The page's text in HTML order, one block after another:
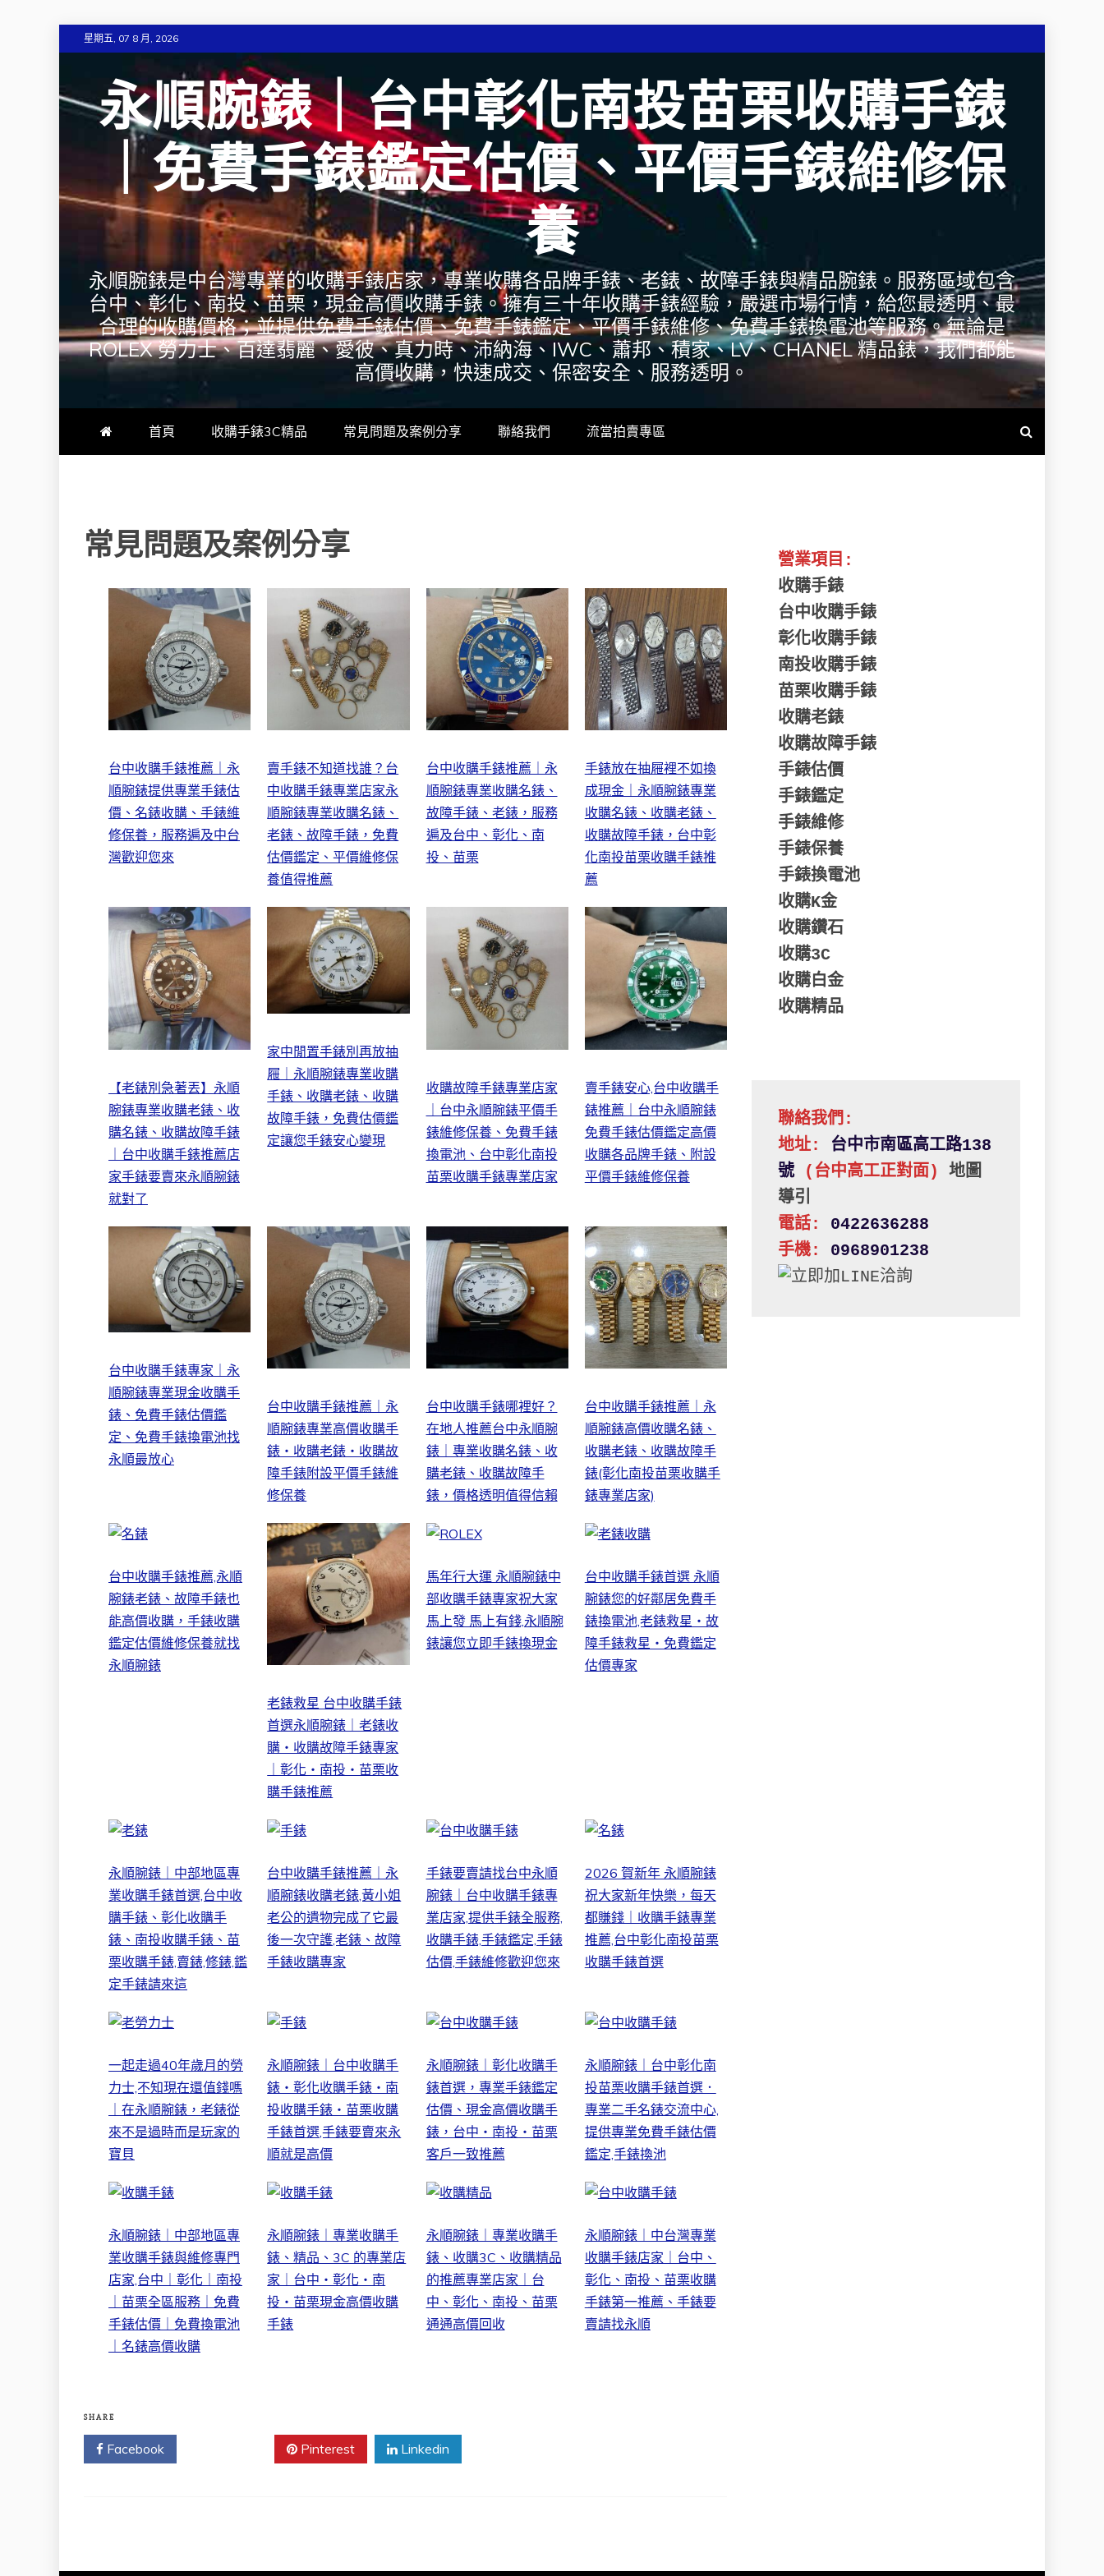
to
星期五, 07 8 月, 2026
永順腕錶｜台中彰化南投苗栗收購手錶
｜免費手錶鑑定估價、平價手錶維修保
養
永順腕錶是中台灣專業的收購手錶店家，專業收購各品牌手錶、老錶、故障手錶與精品腕錶。服務區域包含
台中、彰化、南投、苗栗，現金高價收購手錶。擁有三十年收購手錶經驗，嚴選市場行情，給您最透明、最
合理的收購價格；並提供免費手錶估價、免費手錶鑑定、平價手錶維修、免費手錶換電池等服務。無論是
ROLEX 勞力士、百達翡麗、愛彼、真力時、沛納海、IWC、蕭邦、積家、LV、CHANEL 精品錶，我們都能
高價收購，快速成交、保密安全、服務透明。
首頁 收購手錶3C精品 常見問題及案例分享 聯絡我們 流當拍賣專區
常見問題及案例分享
台中收購手錶推薦｜永
順腕錶提供專業手錶估
價、名錶收購、手錶維
修保養，服務遍及中台
灣歡迎您來
賣手錶不知道找誰？台
中收購手錶專業店家永
順腕錶專業收購名錶、
老錶、故障手錶，免費
估價鑑定、平價維修保
養值得推薦
台中收購手錶推薦｜永
順腕錶專業收購名錶、
故障手錶、老錶，服務
遍及台中、彰化、南
投、苗栗
手錶放在抽屜裡不如換
成現金｜永順腕錶專業
收購名錶、收購老錶、
收購故障手錶，台中彰
化南投苗栗收購手錶推
薦
【老錶別急著丟】永順
腕錶專業收購老錶、收
購名錶、收購故障手錶
｜台中收購手錶推薦店
家手錶要賣來永順腕錶
就對了
家中閒置手錶別再放抽
屜｜永順腕錶專業收購
手錶、收購老錶、收購
故障手錶，免費估價鑑
定讓您手錶安心變現
收購故障手錶專業店家
｜台中永順腕錶平價手
錶維修保養、免費手錶
換電池、台中彰化南投
苗栗收購手錶專業店家
賣手錶安心,台中收購手
錶推薦｜台中永順腕錶
免費手錶估價鑑定高價
收購各品牌手錶、附設
平價手錶維修保養
台中收購手錶專家｜永
順腕錶專業現金收購手
錶、免費手錶估價鑑
定、免費手錶換電池找
永順最放心
台中收購手錶推薦｜永
順腕錶專業高價收購手
錶・收購老錶・收購故
障手錶附設平價手錶維
修保養
台中收購手錶哪裡好？
在地人推薦台中永順腕
錶｜專業收購名錶、收
購老錶、收購故障手
錶，價格透明值得信賴
台中收購手錶推薦｜永
順腕錶高價收購名錶、
收購老錶、收購故障手
錶(彰化南投苗栗收購手
錶專業店家)
台中收購手錶推薦,永順
腕錶老錶、故障手錶也
能高價收購，手錶收購
鑑定估價維修保養就找
永順腕錶
老錶救星 台中收購手錶
首選永順腕錶｜老錶收
購・收購故障手錶專家
｜彰化・南投・苗栗收
購手錶推薦
馬年行大運 永順腕錶中
部收購手錶專家祝大家
馬上發 馬上有錢,永順腕
錶讓您立即手錶換現金
台中收購手錶首選 永順
腕錶您的好鄰居免費手
錶換電池,老錶救星・故
障手錶救星・免費鑑定
估價專家
永順腕錶｜中部地區專
業收購手錶首選,台中收
購手錶、彰化收購手
錶、南投收購手錶、苗
栗收購手錶,賣錶,修錶,鑑
定手錶請來這
台中收購手錶推薦｜永
順腕錶收購老錶,黃小姐
老公的遺物完成了它最
後一次守護,老錶、故障
手錶收購專家
手錶要賣請找台中永順
腕錶｜台中收購手錶專
業店家,提供手錶全服務,
收購手錶,手錶鑑定,手錶
估價,手錶維修歡迎您來
2026 賀新年 永順腕錶
祝大家新年快樂，每天
都賺錢｜收購手錶專業
推薦,台中彰化南投苗栗
收購手錶首選
一起走過40年歲月的勞
力士,不知現在還值錢嗎
｜在永順腕錶，老錶從
來不是過時而是玩家的
寶貝
永順腕錶｜台中收購手
錶・彰化收購手錶・南
投收購手錶・苗栗收購
手錶首選,手錶要賣來永
順就是高價
永順腕錶｜彰化收購手
錶首選，專業手錶鑑定
估價、現金高價收購手
錶，台中・南投・苗栗
客戶一致推薦
永順腕錶｜台中彰化南
投苗栗收購手錶首選．
專業二手名錶交流中心,
提供專業免費手錶估價
鑑定,手錶換池
永順腕錶｜中部地區專
業收購手錶與維修專門
店家,台中｜彰化｜南投
｜苗栗全區服務｜免費
手錶估價｜免費換電池
｜名錶高價收購
永順腕錶｜專業收購手
錶、精品、3C 的專業店
家｜台中・彰化・南
投・苗栗現金高價收購
手錶
永順腕錶｜專業收購手
錶、收購3C、收購精品
的推薦專業店家｜台
中、彰化、南投、苗栗
通通高價回收
永順腕錶｜中台灣專業
收購手錶店家｜台中、
彰化、南投、苗栗收購
手錶第一推薦、手錶要
賣請找永順
SHARE
Facebook Pinterest Linkedin
營業項目:
收購手錶
台中收購手錶
彰化收購手錶
南投收購手錶
苗栗收購手錶
收購老錶
收購故障手錶
手錶估價
手錶鑑定
手錶維修
手錶保養
手錶換電池
收購K金
收購鑽石
收購3C
收購白金
收購精品
聯絡我們:
地址: 台中市南區高工路138
號
(台中高工正對面)
地圖
導引
電話:
0422636288
手機:
0968901238